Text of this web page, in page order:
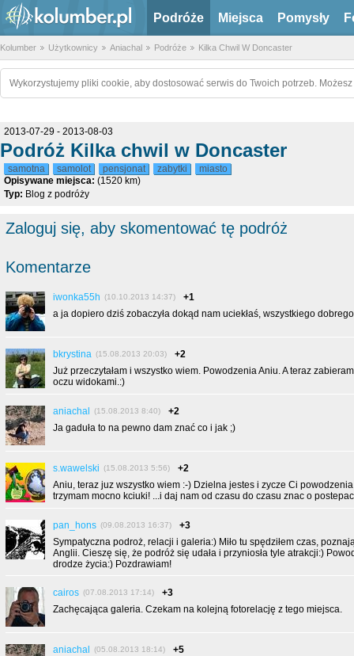
Podróże Miejsca Pomysły
Kolumber Użytkownicy Aniachal Podróże Kilka Chwil W Doncaster
Wykorzystujemy pliki cookie, aby dostosować serwis do Twoich potrzeb.
2013-07-29 - 2013-08-03
Podróż Kilka chwil w Doncaster
samotna samolot pensjonat zabytki
miasto
Opisywane miejsca: (1520 km)
Typ: Blog z podróży
Zaloguj się, aby skomentować tę podróż
Komentarze
iwonka55h (10.10.2013 14:37)
+1
a ja dopiero dziś zobaczyła dokąd nam uciekłaś, wszystkiego
bkrystina (15.08.2013 20:03)
+2
Już przeczytałam i wszystko wiem. Powodzenia Aniu. A teraz
oczu widokami.:)
aniachal (15.08.2013 8:40)
+2
Ja gaduła to na pewno dam znać co i jak ;)
s.wawelski (15.08.2013 5:56)
+2
Aniu, teraz juz wszystko wiem :-) Dzielna jestes i zycze Ci
trzymam mocno kciuki! ...i daj nam od czasu do czasu znac o
pan_hons (09.08.2013 16:37)
+3
Sympatyczna podroż, relacji i galeria:) Miło tu spędziłem czas,
Anglii. Cieszę się, że podróż się udała i przyniosła tyle atrakcji:)
drodze życia:) Pozdrawiam!
cairos (07.08.2013 17:14)
+3
Zachęcająca galeria. Czekam na kolejną fotorelację z tego miejsca.
aniachal (05.08.2013 18:14)
+5